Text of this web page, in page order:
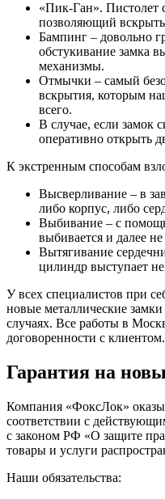
«Пик-Ган». Пистолет
позволяющий
Бампинг – довольно
обстукивание замка
механизмы.
Отмычки – самый
вскрытия, которым
всего.
В случае, если замок
оперативно открыть
К экстренным способам
Высверливание – в
либо корпус, либо
Выбивание – с
выбивается и далее
Вытягивание
цилиндр выступает
У всех специалистов при
новые металлические
случаях. Все работы в
договоренности с клиентом.
Гарантия на
Компания «ФоксЛок»
соответствии с
с законом РФ «О защите
товары и услуги
Наши обязательства: